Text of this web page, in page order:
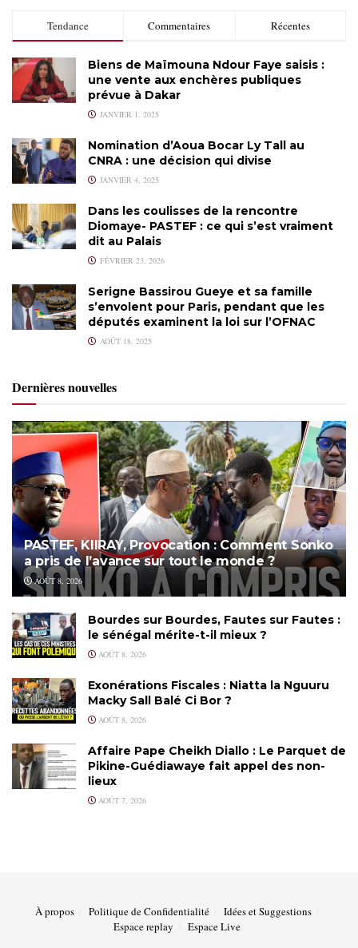
Tendance Commentaires Récentes
Biens de Maïmouna Ndour Faye saisis :
une vente aux enchères publiques
prévue à Dakar
JANVIER 1, 2025
Nomination d’Aoua Bocar Ly Tall au
CNRA : une décision qui divise
JANVIER 4, 2025
Dans les coulisses de la rencontre
Diomaye- PASTEF : ce qui s’est vraiment
dit au Palais
FÉVRIER 23, 2026
Serigne Bassirou Gueye et sa famille
s’envolent pour Paris, pendant que les
députés examinent la loi sur l’OFNAC
AOÛT 18, 2025
Dernières nouvelles
PASTEF, KIIRAY, Provocation : Comment Sonko
a pris de l’avance sur tout le monde ?
AOÛT 8, 2026
Bourdes sur Bourdes, Fautes sur Fautes :
le sénégal mérite-t-il mieux ?
AOÛT 8, 2026
Exonérations Fiscales : Niatta la Nguuru
Macky Sall Balé Ci Bor ?
AOÛT 8, 2026
Affaire Pape Cheikh Diallo : Le Parquet de
Pikine-Guédiawaye fait appel des non-
lieux
AOÛT 7, 2026
À propos Politique de Confidentialité
Idées et Suggestions
Espace replay
Espace Live